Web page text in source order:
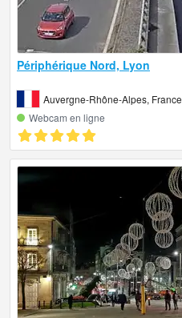
Périphérique Nord, Lyon
Auvergne-Rhône-Alpes, France
Webcam en ligne